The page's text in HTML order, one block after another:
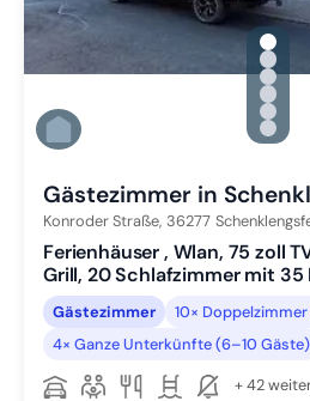
Zu
Zu
Zu
Zu
Zu
Zu
Gästezimmer in
Konroder Straße, 36277
Ferienhäuser , Wlan, 75 zoll
Grill, 20 Schlafzimmer mit
Gästezimmer
10×
4× Ganze Unterkünfte (6–10 Gäste)
+ 42